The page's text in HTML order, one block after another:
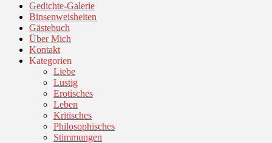
Gedichte-Galerie
Binsenweisheiten
Gästebuch
Über Mich
Kontakt
Kategorien
Liebe
Lustig
Erotisches
Leben
Kritisches
Philosophisches
Stimmungen